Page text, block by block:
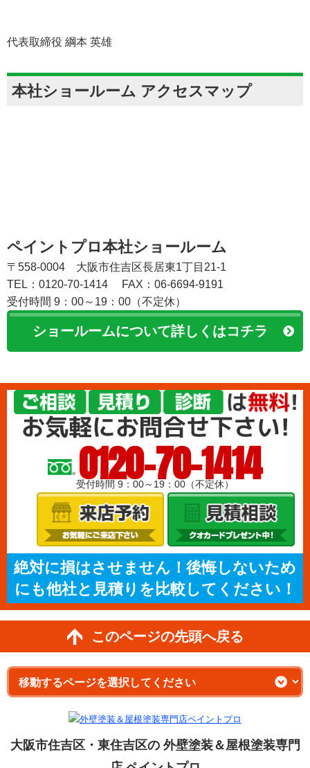
代表取締役 綱本 英雄
本社ショールーム アクセスマップ
ペイントプロ本社ショールーム
〒558-0004 大阪市住吉区長居東1丁目21-1
TEL：0120-70-1414
FAX：06-6694-9191
受付時間 9：00～19：00（不定休）
ショールームについて詳しくはコチラ
0120-70-1414
受付時間 9：00～19：00（不定休）
絶対に損はさせません！後悔しないため
にも他社と見積りを比較してください！
このページの先頭へ戻る
大阪市住吉区・東住吉区の 外壁塗装＆屋根塗装専門